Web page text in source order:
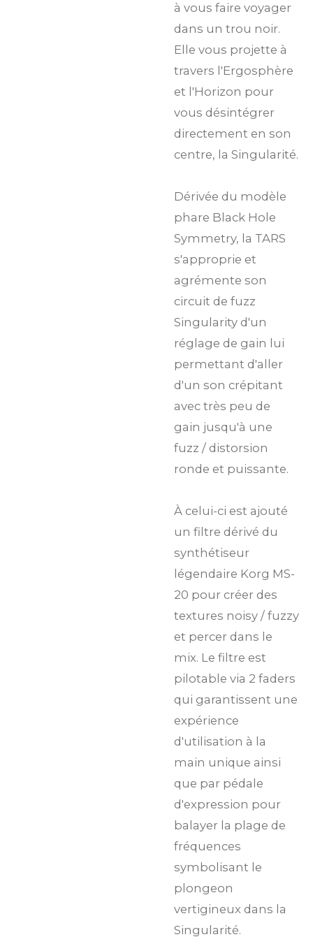
à vous faire voyager
dans un trou noir.
Elle vous projette à
travers l'Ergosphère
et l'Horizon pour
vous désintégrer
directement en son
centre, la Singularité.
Dérivée du modèle
phare Black Hole
Symmetry, la TARS
s'approprie et
agrémente son
circuit de fuzz
Singularity d'un
réglage de gain lui
permettant d'aller
d'un son crépitant
avec très peu de
gain jusqu'à une
fuzz / distorsion
ronde et puissante.
À celui-ci est ajouté
un filtre dérivé du
synthétiseur
légendaire Korg MS-
20 pour créer des
textures noisy / fuzzy
et percer dans le
mix. Le filtre est
pilotable via 2 faders
qui garantissent une
expérience
d'utilisation à la
main unique ainsi
que par pédale
d'expression pour
balayer la plage de
fréquences
symbolisant le
plongeon
vertigineux dans la
Singularité.